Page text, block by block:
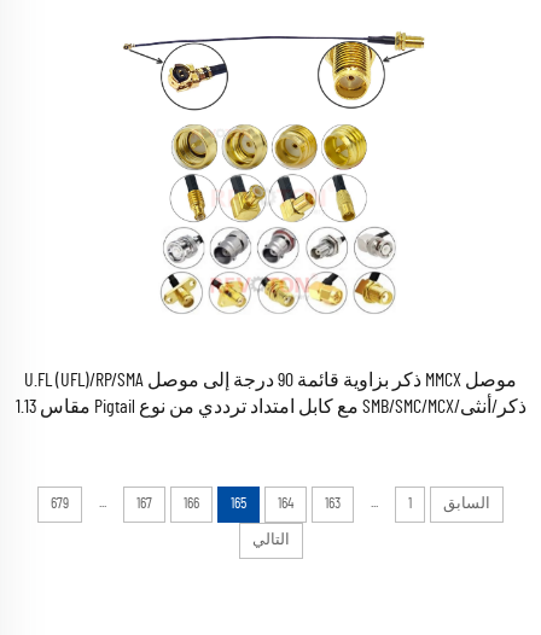
موصل MMCX ذكر بزاوية قائمة 90 درجة إلى موصل U.FL (UFL)/RP/SMA
ذكر/أنثى/SMB/SMC/MCX مع كابل امتداد ترددي من نوع Pigtail مقاس 1.13
السابق 1
...
163
164
165
166
167
...
679
التالي